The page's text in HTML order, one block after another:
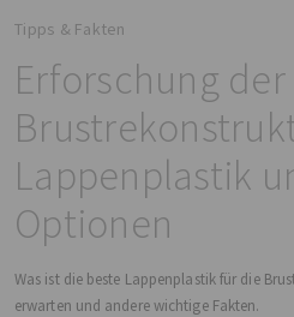
Tipps & Fakten
Erforschung der
Lappenplastik
Optionen
Was ist die beste Lappenplastik für die
erwarten und andere wichtige Fakten.